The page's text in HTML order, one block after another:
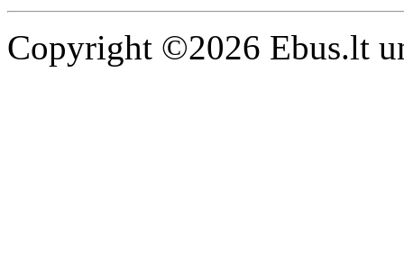
Copyright ©2026 Ebus.lt